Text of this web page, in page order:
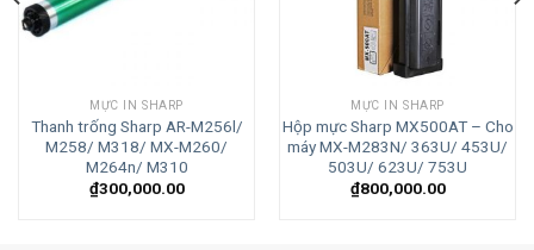
MỰC IN SHARP
Thanh trống Sharp AR-M256l/
M258/ M318/ MX-M260/
M264n/ M310
₫300,000.00
MỰC IN SHARP
Hộp mực Sharp MX500AT – Cho
máy MX-M283N/ 363U/ 453U/
503U/ 623U/ 753U
₫800,000.00